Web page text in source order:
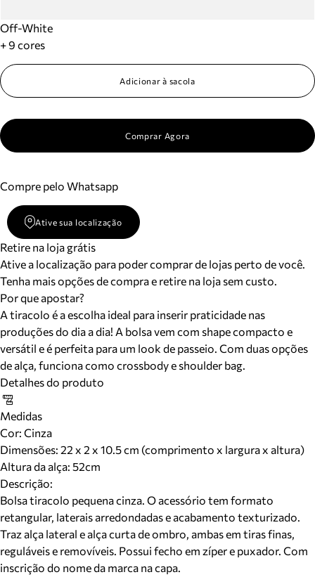
Off-White
+ 9 cores
Adicionar à sacola
Comprar Agora
Compre pelo Whatsapp
Ative sua localização
Retire na loja grátis
Ative a localização para poder comprar de lojas perto de você.
Tenha mais opções de compra e retire na loja sem custo.
Por que apostar?
A tiracolo é a escolha ideal para inserir praticidade nas
produções do dia a dia! A bolsa vem com shape compacto e
versátil e é perfeita para um look de passeio. Com duas opções
de alça, funciona como crossbody e shoulder bag.
Detalhes do produto
Medidas
Cor: Cinza
Dimensões: 22 x 2 x 10.5 cm (comprimento x largura x altura)
Altura da alça: 52cm
Descrição:
Bolsa tiracolo pequena cinza. O acessório tem formato
retangular, laterais arredondadas e acabamento texturizado.
Traz alça lateral e alça curta de ombro, ambas em tiras finas,
reguláveis e removíveis. Possui fecho em zíper e puxador. Com
inscrição do nome da marca na capa.